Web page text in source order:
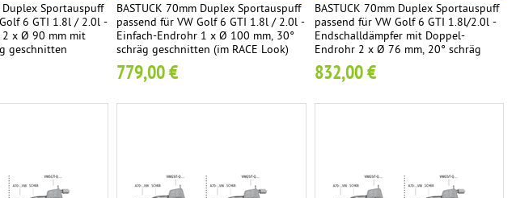
Duplex Sportauspuff
6 GTI 1.8l / 2.0l -
x Ø 90 mm mit
geschnitten
BASTUCK 70mm Duplex Sportauspuff
passend für VW Golf 6 GTI 1.8l / 2.0l -
Einfach-Endrohr 1 x Ø 100 mm, 30°
schräg geschnitten (im RACE Look)
779,00 €
BASTUCK 70mm Duplex Sportauspuff
passend für VW Golf 6 GTI 1.8l/2.0l -
Endschalldämpfer mit Doppel-
Endrohr 2 x Ø 76 mm, 20° schräg
geschnitten
832,00 €